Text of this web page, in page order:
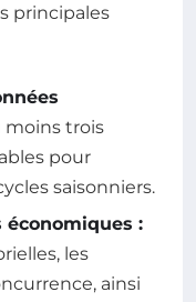
principales
moins trois
pour
saisonniers.
:
les
ainsi